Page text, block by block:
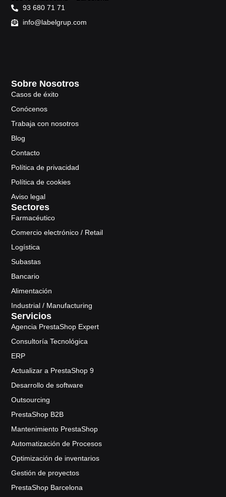
Sobre Nosotros
Casos de éxito
Conócenos
Trabaja con nosotros
Blog
Contacto
Política de privacidad
Política de cookies
Aviso legal
Sectores
Farmacéutico
Comercio electrónico / Retail
Logística
Subastas
Bancario
Alimentación
Industrial / Manufacturing
Servicios
Agencia PrestaShop Expert
Consultoría Tecnológica
ERP
Actualizar a PrestaShop 9
Desarrollo de software
Outsourcing
PrestaShop B2B
Mantenimiento PrestaShop
Automatización de Procesos
Optimización de inventarios
Gestión de proyectos
PrestaShop Barcelona
93 680 71 71
info@labelgrup.com